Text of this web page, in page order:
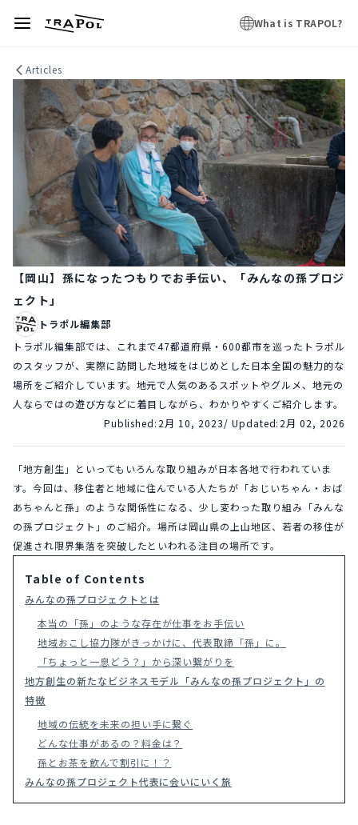
What is TRAPOL?
Articles
【岡山】孫になったつもりでお手伝い、「みんなの孫プロジ
ェクト」
トラポル編集部
トラポル編集部では、これまで47都道府県・600都市を巡ったトラポル
のスタッフが、実際に訪問した地域をはじめとした日本全国の魅力的な
場所をご紹介しています。地元で人気のあるスポットやグルメ、地元の
人ならではの遊び方などに着目しながら、わかりやすくご紹介します。
Published: 2月 10, 2023/ Updated: 2月 02, 2026
「地方創生」といってもいろんな取り組みが日本各地で行われていま
す。今回は、移住者と地域に住んでいる人たちが「おじいちゃん・おば
あちゃんと孫」のような関係性になる、少し変わった取り組み「みんな
の孫プロジェクト」のご紹介。場所は岡山県の上山地区、若者の移住が
促進され限界集落を突破したといわれる注目の場所です。
Table of Contents
みんなの孫プロジェクトとは
本当の「孫」のような存在が仕事をお手伝い
地域おこし協力隊がきっかけに、代表取締「孫」に。
「ちょっと一息どう？」から深い繋がりを
地方創生の新たなビジネスモデル「みんなの孫プロジェクト」の
特徴
地域の伝統を未来の担い手に繋ぐ
どんな仕事があるの？料金は？
孫とお茶を飲んで割引に！？
みんなの孫プロジェクト代表に会いにいく旅